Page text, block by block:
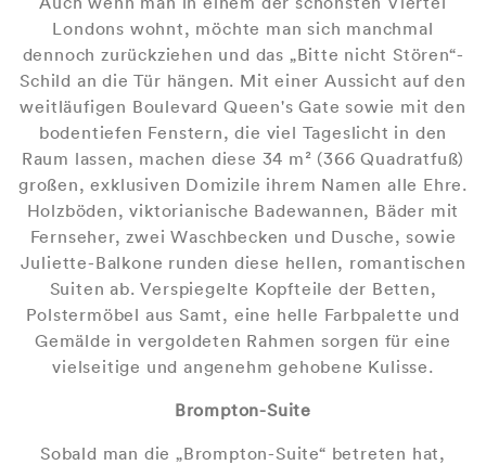
Londons wohnt, möchte man sich manchmal
dennoch zurückziehen und das „Bitte nicht Stören“-
Schild an die Tür hängen. Mit einer Aussicht auf den
weitläufigen Boulevard Queen's Gate sowie mit den
bodentiefen Fenstern, die viel Tageslicht in den
Raum lassen, machen diese 34 m² (366 Quadratfuß)
großen, exklusiven Domizile ihrem Namen alle Ehre.
Holzböden, viktorianische Badewannen, Bäder mit
Fernseher, zwei Waschbecken und Dusche, sowie
Juliette-Balkone runden diese hellen, romantischen
Suiten ab. Verspiegelte Kopfteile der Betten,
Polstermöbel aus Samt, eine helle Farbpalette und
Gemälde in vergoldeten Rahmen sorgen für eine
vielseitige und angenehm gehobene Kulisse.
Brompton-Suite
Sobald man die „Brompton-Suite“ betreten hat,